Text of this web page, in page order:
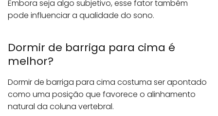
Embora seja algo subjetivo, esse fator também
pode influenciar a qualidade do sono.
Dormir de barriga para cima é
melhor?
Dormir de barriga para cima costuma ser apontado
como uma posição que favorece o alinhamento
natural da coluna vertebral.